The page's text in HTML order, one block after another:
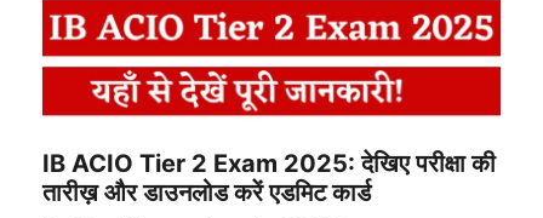
IB ACIO Tier 2 Exam 2025: देखिए परीक्षा की
तारीख़ और डाउनलोड करें एडमिट कार्ड